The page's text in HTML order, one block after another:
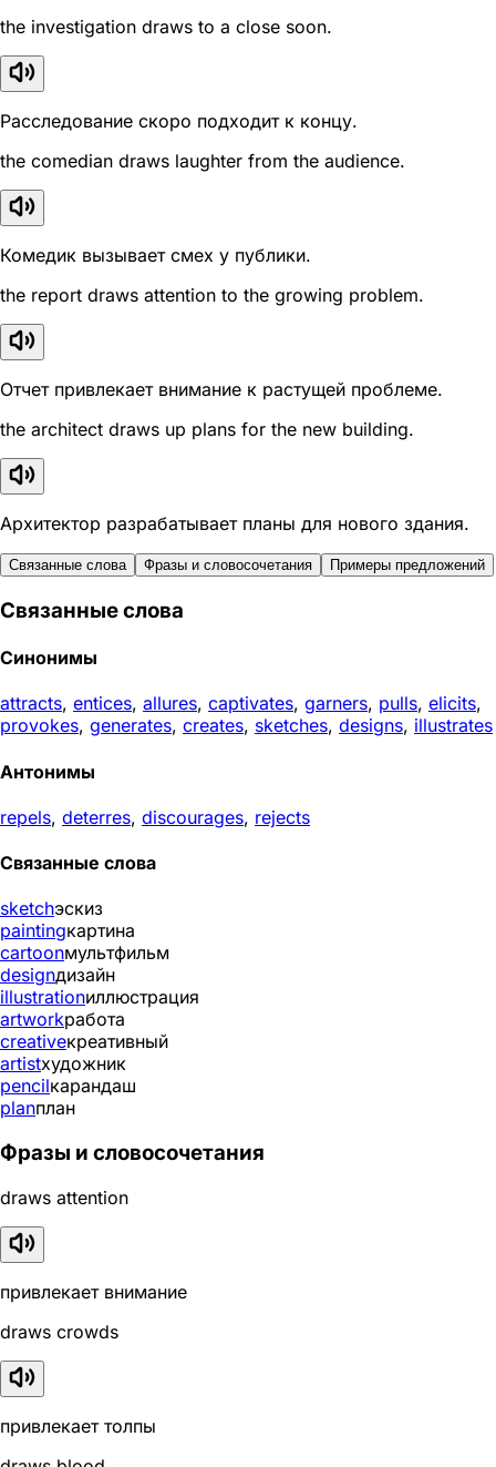
the investigation draws to a close soon.
Расследование скоро подходит к концу.
the comedian draws laughter from the audience.
Комедик вызывает смех у публики.
the report draws attention to the growing problem.
Отчет привлекает внимание к растущей проблеме.
the architect draws up plans for the new building.
Архитектор разрабатывает планы для нового здания.
Связанные слова Фразы и словосочетания Примеры предложений
Связанные слова
Синонимы
attracts, entices, allures, captivates, garners, pulls, elicits,
provokes, generates, creates, sketches, designs, illustrates
Антонимы
repels, deterres, discourages, rejects
Связанные слова
sketchэскиз
paintingкартина
cartoonмультфильм
designдизайн
illustrationиллюстрация
artworkработа
creativeкреативный
artistхудожник
pencilкарандаш
planплан
Фразы и словосочетания
draws attention
привлекает внимание
draws crowds
привлекает толпы